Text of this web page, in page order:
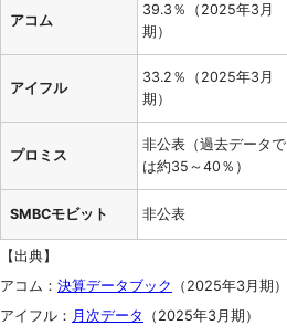
アコム
39.3％（2025年3月
期）
アイフル
33.2％（2025年3月
期）
プロミス
非公表（過去データで
は約35～40％）
SMBCモビット 非公表
【出典】
アコム： 決算データブック
（2025年3月期）
アイフル： 月次データ
（2025年3月期）